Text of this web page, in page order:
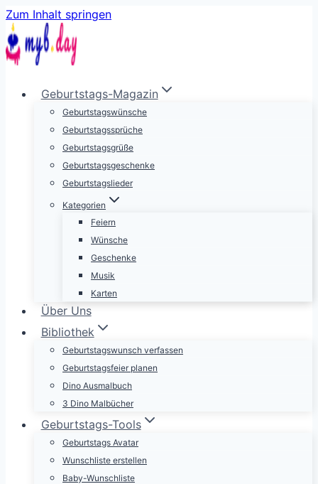
Zum Inhalt springen
Geburtstags-Magazin
Geburtstagswünsche
Geburtstagssprüche
Geburtstagsgrüße
Geburtstagsgeschenke
Geburtstagslieder
Kategorien
Feiern
Wünsche
Geschenke
Musik
Karten
Über Uns
Bibliothek
Geburtstagswunsch verfassen
Geburtstagsfeier planen
Dino Ausmalbuch
3 Dino Malbücher
Geburtstags-Tools
Geburtstags Avatar
Wunschliste erstellen
Baby-Wunschliste